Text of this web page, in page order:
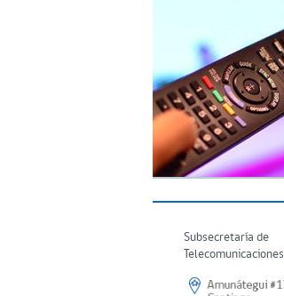
Subsecretaría de
Telecomunicaciones